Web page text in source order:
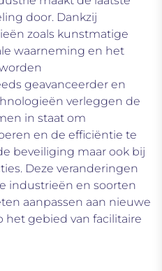
door. Dankzij
zoals kunstmatige
waarneming en het
geavanceerder en
verleggen de
in staat om
en de efficiëntie te
beveiliging maar ook bij
Deze veranderingen
industrieën en soorten
aanpassen aan nieuwe
gebied van facilitaire